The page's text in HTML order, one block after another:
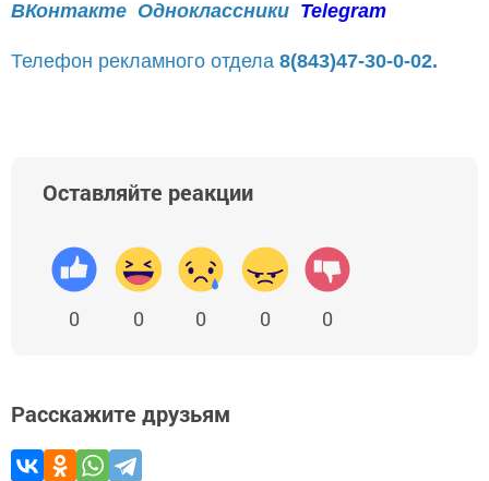
ВКонтакте Одноклассники Telegram
Телефон рекламного отдела 8(843)47-30-0-02.
Оставляйте реакции
0 0 0 0 0
Расскажите друзьям